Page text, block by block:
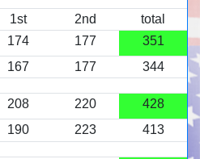
1st 2nd
total
174 177
351
167 177 344
208 220
428
190 223 413